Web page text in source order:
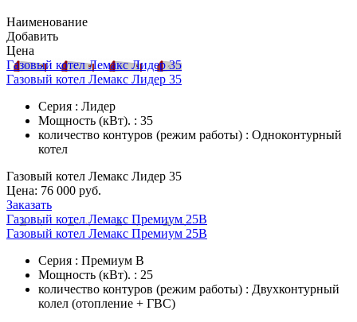
Наименование
Добавить
Цена
Газовый котел Лемакс Лидер 35
Газовый котел Лемакс Лидер 35
Серия : Лидер
Мощность (кВт). : 35
количество контуров (режим работы) : Одноконтурный
котел
Газовый котел Лемакс Лидер 35
Цена: 76 000 руб.
Заказать
Газовый котел Лемакс Премиум 25B
Газовый котел Лемакс Премиум 25B
Серия : Премиум В
Мощность (кВт). : 25
количество контуров (режим работы) : Двухконтурный
колел (отопление + ГВС)